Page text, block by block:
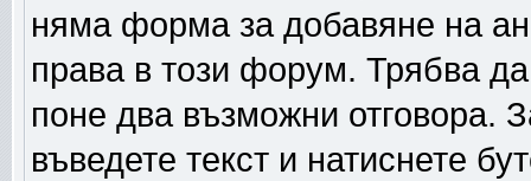
няма форма за добавяне на
права в този форум. Трябва
поне два възможни отговора.
въведете текст и натиснете